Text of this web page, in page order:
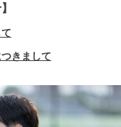
きまして